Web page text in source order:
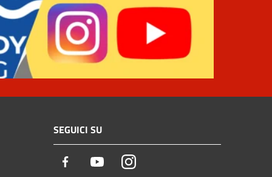
SEGUICI SU
Facebook YoutubeInstagram